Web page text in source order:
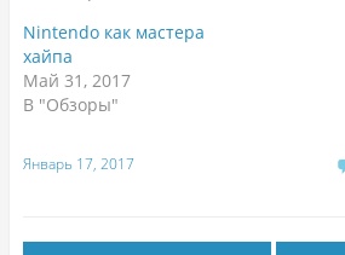
Nintendo как мастера
хайпа
Май 31, 2017
В "Обзоры"
Январь 17, 2017